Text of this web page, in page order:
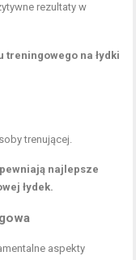
rezultaty w
na łydki
trenującej.
najlepsze
łydek.
aspekty